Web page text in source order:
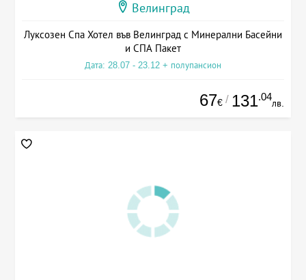
Велинград
Луксозен Спа Хотел във Велинград с Минерални Басейни
и СПА Пакет
Дата: 28.07 - 23.12 + полупансион
67€ / 131.04
лв.